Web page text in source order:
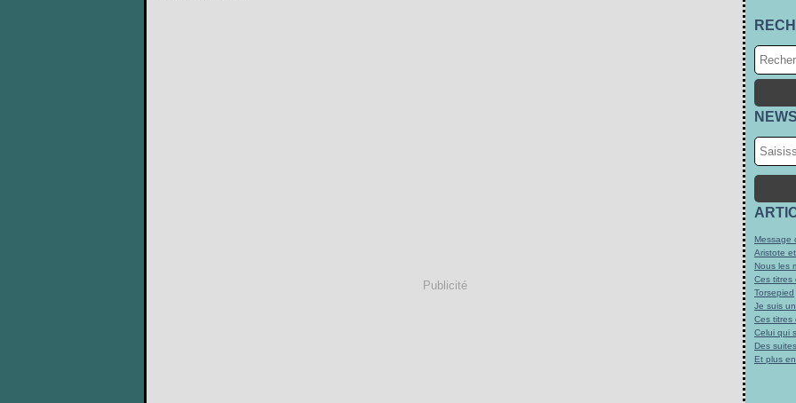
Publicité
Message
Aristote
Nous les
Ces titres
Torsepied
Je suis
Ces titres
Celui qui
Des
Et plus